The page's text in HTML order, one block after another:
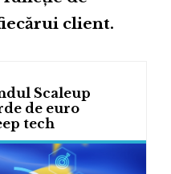
client.
Scaleup
de euro
tech